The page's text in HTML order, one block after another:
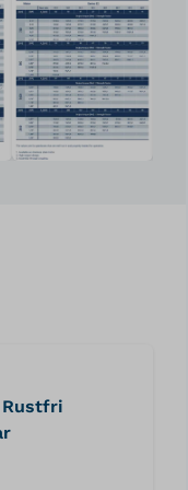
Rustfri